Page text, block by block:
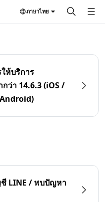
ภาษาไทย
ห้บริการ
ว่า 14.6.3 (iOS /
LINE / พบปัญหา